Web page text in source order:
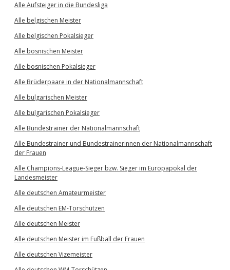
Alle Aufsteiger in die Bundesliga
Alle belgischen Meister
Alle belgischen Pokalsieger
Alle bosnischen Meister
Alle bosnischen Pokalsieger
Alle Brüderpaare in der Nationalmannschaft
Alle bulgarischen Meister
Alle bulgarischen Pokalsieger
Alle Bundestrainer der Nationalmannschaft
Alle Bundestrainer und Bundestrainerinnen der Nationalmannschaft
der Frauen
Alle Champions-League-Sieger bzw. Sieger im Europapokal der
Landesmeister
Alle deutschen Amateurmeister
Alle deutschen EM-Torschützen
Alle deutschen Meister
Alle deutschen Meister im Fußball der Frauen
Alle deutschen Vizemeister